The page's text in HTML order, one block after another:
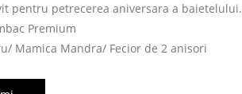
pentru petrecerea aniversara a baietelului.
Premium
Mamica Mandra/ Fecior de 2 anisori